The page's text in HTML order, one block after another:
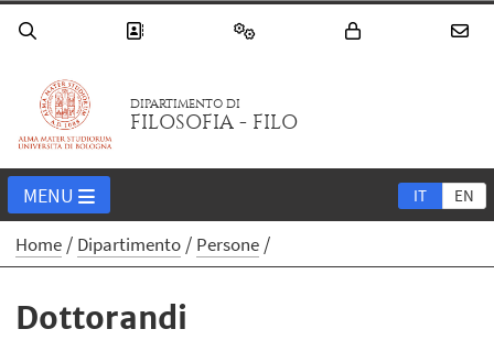
DIPARTIMENTO DI
FILOSOFIA - FILO
IT EN
MENU
Home Dipartimento Persone
Dottorandi